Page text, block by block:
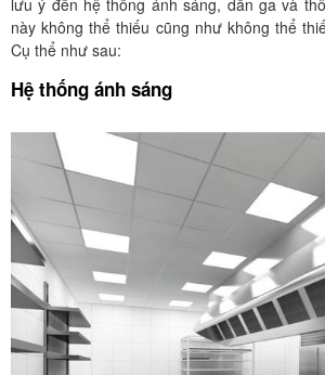
lưu ý đến hệ thống ánh sáng, dẫn ga và
này không thể thiếu cũng như không thể
Cụ thể như sau:
Hệ thống ánh sáng